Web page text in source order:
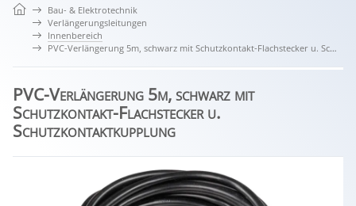
Bau- & Elektrotechnik
Verlängerungsleitungen
Innenbereich
PVC-Verlängerung 5m, schwarz mit Schutzkontakt-Flachstecker u. Schutzkontaktkupplung
PVC-Verlängerung 5m, schwarz mit
Schutzkontakt-Flachstecker u.
Schutzkontaktkupplung